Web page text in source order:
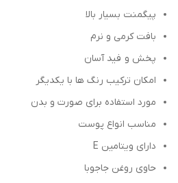
پیگمنت بسیار بالا
بافت کرمی و نرم
پخش و فید آسان
امکان ترکیب رنگ ها با یکدیگر
مورد استفاده برای صورت و بدن
مناسب انواع پوست
دارای ویتامین E
حاوی روغن جاجوبا